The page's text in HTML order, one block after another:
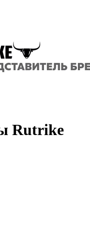
Rutrike